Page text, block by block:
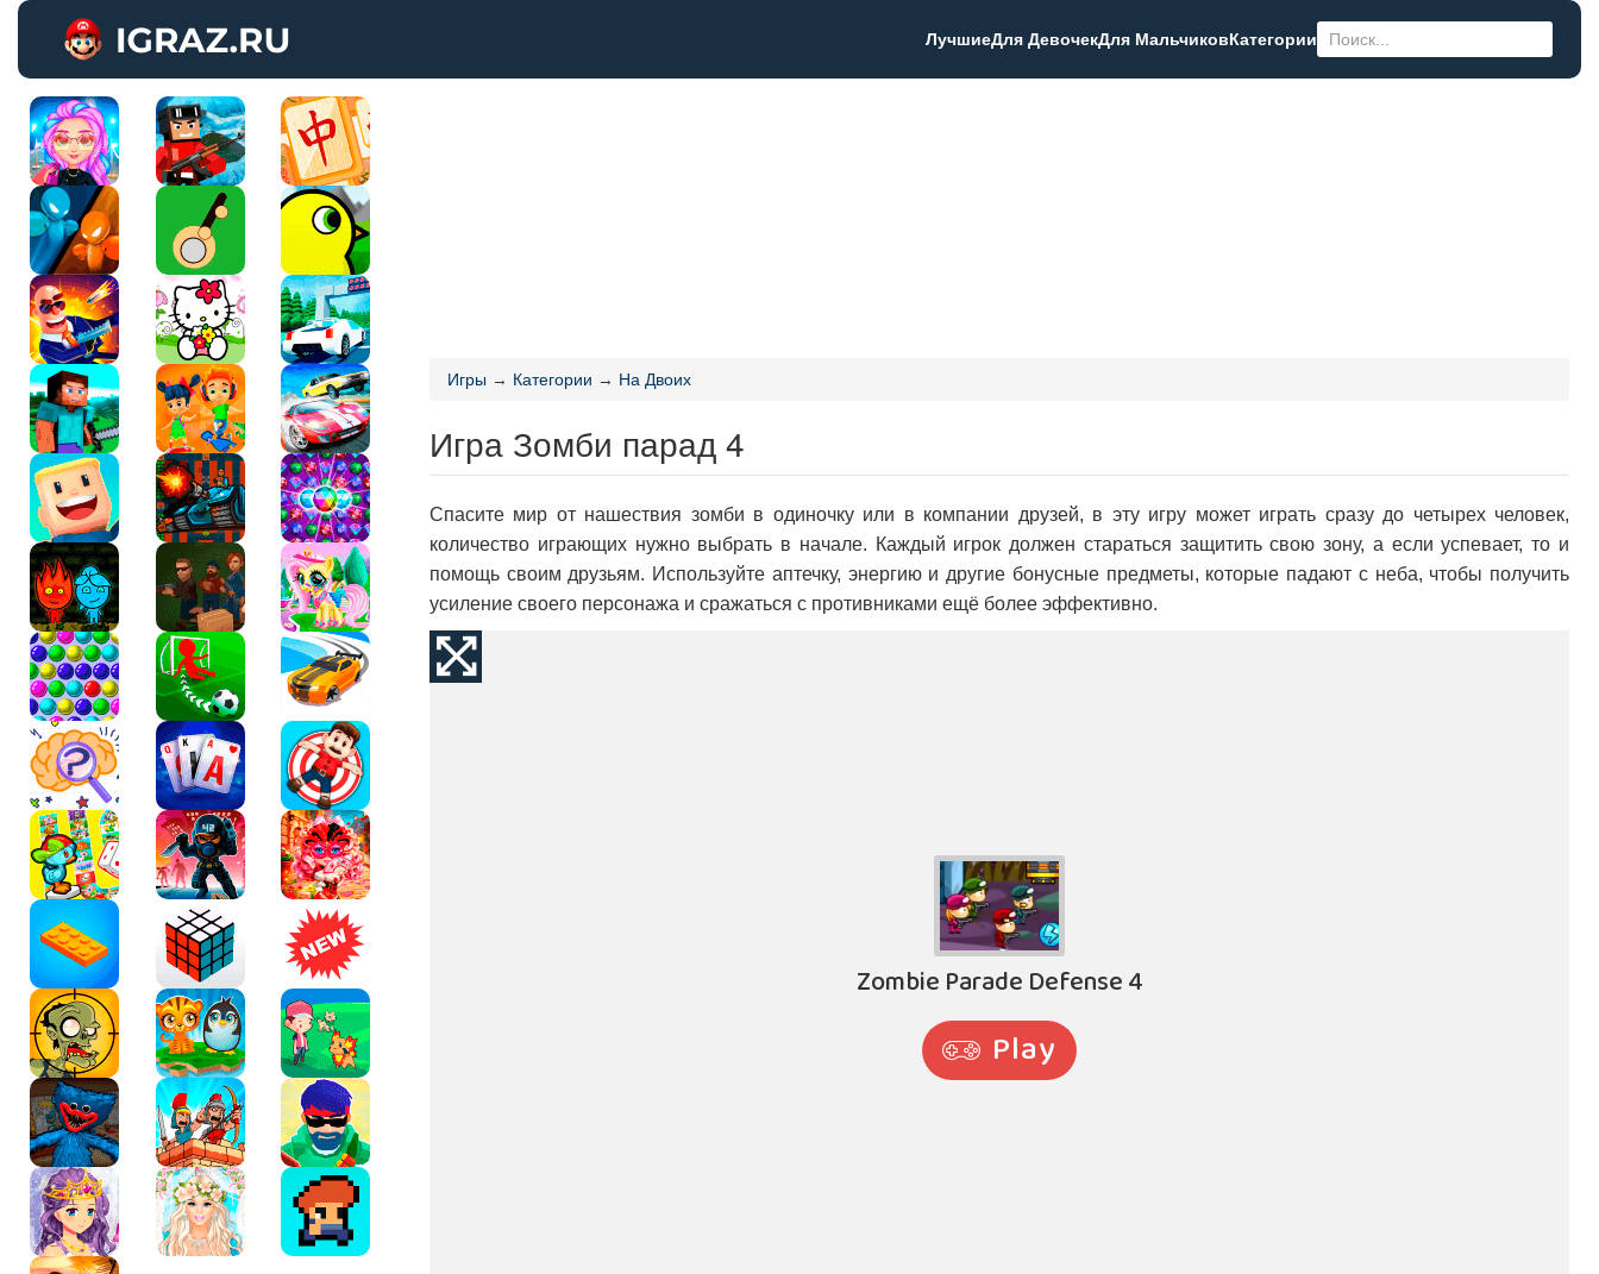
ЛучшиеДля ДевочекДля МальчиковКатегории
Игры → Категории → На Двоих
Игра Зомби парад 4
Спасите мир от нашествия зомби в одиночку или в компании друзей, в эту игру может играть сразу до четырех человек,
количество играющих нужно выбрать в начале. Каждый игрок должен стараться защитить свою зону, а если успевает, то и
помощь своим друзьям. Используйте аптечку, энергию и другие бонусные предметы, которые падают с неба, чтобы получить
усиление своего персонажа и сражаться с противниками ещё более эффективно.